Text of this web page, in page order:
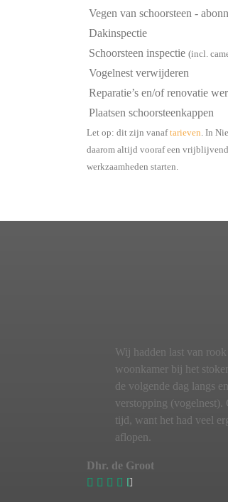
Vegen van schoorsteen -
Dakinspectie
Schoorsteen inspectie (incl.
Vogelnest verwijderen
Reparatie’s en/of renovatie
Plaatsen schoorsteenkappen
Let op: dit zijn vanaftarieven . In
daarom altijd vooraf een
werkzaamheden starten.
Wij hadden last van
woonkamer bij het
de volgende dag langs
verstopping (vogelnest).
tijd, want het had veel
aflopen.
Dhr. de Groot